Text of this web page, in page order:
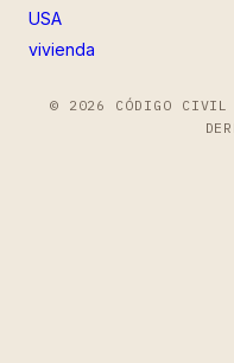
USA
vivienda
© 2026 CÓDIGO CIVIL